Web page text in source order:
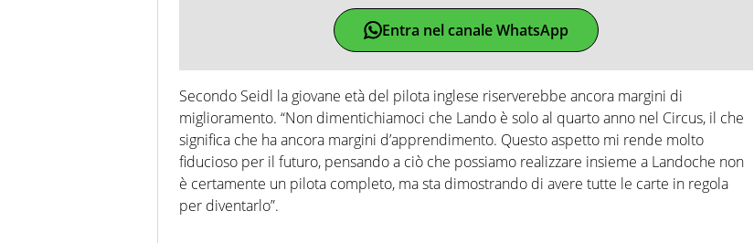
Entra nel canale WhatsApp
Secondo Seidl la giovane età del pilota inglese riserverebbe ancora margini di
miglioramento. “Non dimentichiamoci che Lando è solo al quarto anno nel Circus, il che
significa che ha ancora margini d’apprendimento. Questo aspetto mi rende molto
fiducioso per il futuro, pensando a ciò che possiamo realizzare insieme a Landoche non
è certamente un pilota completo, ma sta dimostrando di avere tutte le carte in regola
per diventarlo”.